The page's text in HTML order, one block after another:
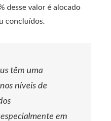
desse valor é alocado
concluídos.
têm uma
níveis de
em